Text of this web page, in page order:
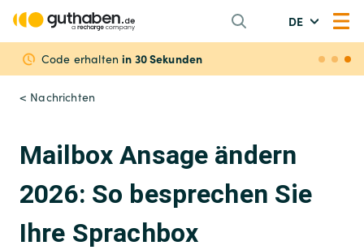
DE
Code erhaltenin 30 Sekunden
< Nachrichten
Mailbox Ansage ändern
2026: So besprechen Sie
Ihre Sprachbox